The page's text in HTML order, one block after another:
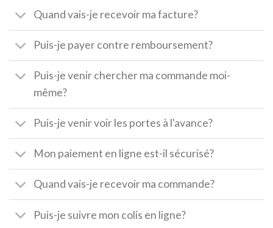
Quand vais-je recevoir ma facture?
Puis-je payer contre remboursement?
Puis-je venir chercher ma commande moi-
même?
Puis-je venir voir les portes à l'avance?
Mon paiement en ligne est-il sécurisé?
Quand vais-je recevoir ma commande?
Puis-je suivre mon colis en ligne?